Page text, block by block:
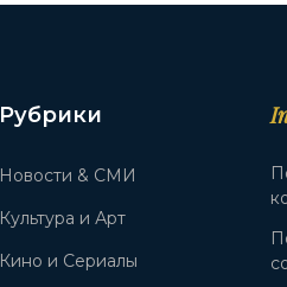
Рубрики
Новости & СМИ
Культура и Арт
Кино и Сериалы